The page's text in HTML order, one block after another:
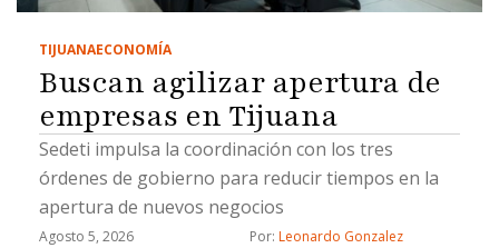
TIJUANAECONOMÍA
Buscan agilizar apertura de
empresas en Tijuana
Sedeti impulsa la coordinación con los tres
órdenes de gobierno para reducir tiempos en la
apertura de nuevos negocios
Agosto 5, 2026 Por: Leonardo Gonzalez